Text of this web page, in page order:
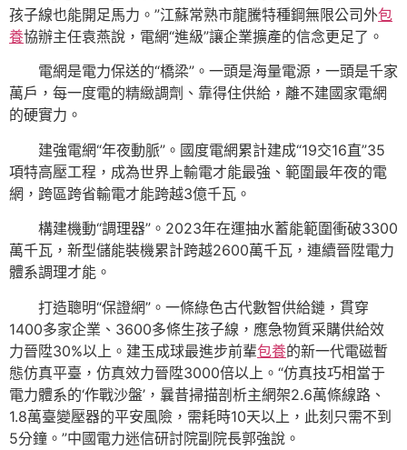
孩子線也能開足馬力。”江蘇常熟市龍騰特種鋼無限公司外包
養協辦主任袁燕說，電網“進級”讓企業擴產的信念更足了。
電網是電力保送的“橋梁”。一頭是海量電源，一頭是千家
萬戶，每一度電的精緻調劑、靠得住供給，離不建國家電網
的硬實力。
建強電網“年夜動脈”。國度電網累計建成“19交16直”35
項特高壓工程，成為世界上輸電才能最強、範圍最年夜的電
網，跨區跨省輸電才能跨越3億千瓦。
構建機動“調理器”。2023年在運抽水蓄能範圍衝破3300
萬千瓦，新型儲能裝機累計跨越2600萬千瓦，連續晉陞電力
體系調理才能。
打造聰明“保證網”。一條綠色古代數智供給鏈，貫穿
1400多家企業、3600多條生孩子線，應急物質采購供給效
力晉陞30%以上。建玉成球最進步前輩包養的新一代電磁暫
態仿真平臺，仿真效力晉陞3000倍以上。“仿真技巧相當于
電力體系的‘作戰沙盤’，曩昔掃描剖析主網架2.6萬條線路、
1.8萬臺變壓器的平安風險，需耗時10天以上，此刻只需不到
5分鐘。”中國電力迷信研討院副院長郭強說。